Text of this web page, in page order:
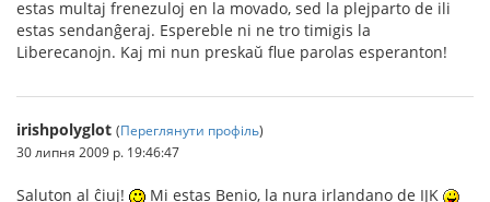
estas multaj frenezuloj en la movado, sed la plejparto de ili
estas sendanĝeraj. Espereble ni ne tro timigis la
Liberecanojn. Kaj mi nun preskaŭ flue parolas esperanton!
irishpolyglot (Переглянути профіль)
30 липня 2009 р. 19:46:47
Saluton al ĉiuj!
Mi estas Benio, la nura irlandano de IJK